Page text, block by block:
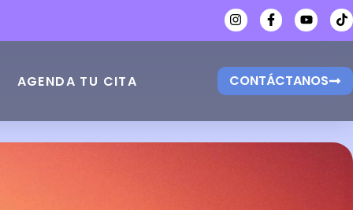
AGENDA TU CITA CONTÁCTANOS